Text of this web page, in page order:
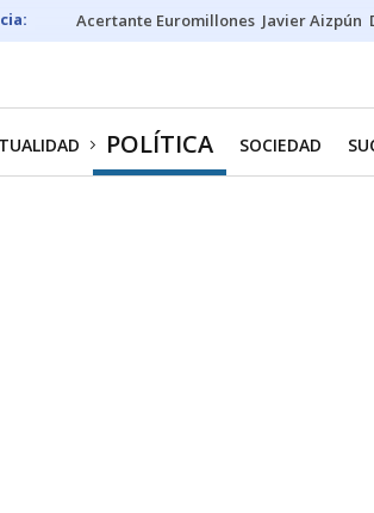
Acertante Euromillones Javier Aizpún
POLÍTICA SOCIEDAD